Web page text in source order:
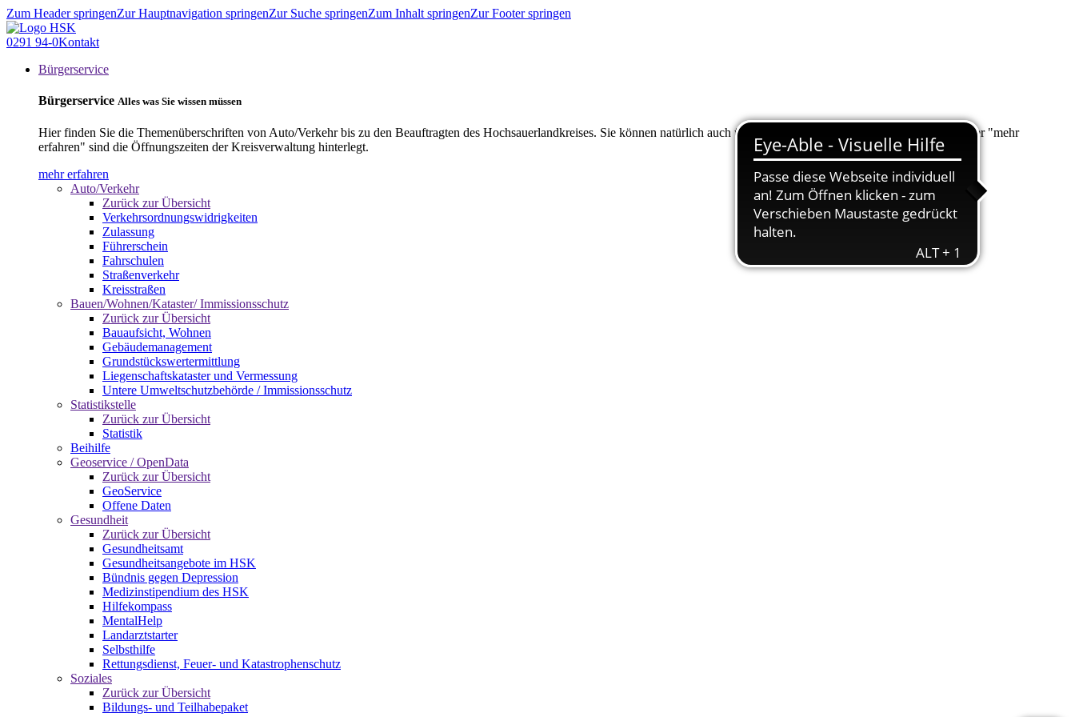
Zum Header springenZur Hauptnavigation springenZur Suche springenZum Inhalt springenZur Footer springen
0291 94-0Kontakt
Bürgerservice
Bürgerservice Alles was Sie wissen müssen
Hier finden Sie die Themenüberschriften von Auto/Verkehr bis zu den Beauftragten des Hochsauerlandkreises. Sie können natürlich auch über "Suche" nach Ihrem Anliegen suchen. Unter "mehr
erfahren" sind die Öffnungszeiten der Kreisverwaltung hinterlegt.
mehr erfahren
Auto/Verkehr
Zurück zur Übersicht
Verkehrsordnungswidrigkeiten
Zulassung
Führerschein
Fahrschulen
Straßenverkehr
Kreisstraßen
Bauen/Wohnen/Kataster/ Immissionsschutz
Zurück zur Übersicht
Bauaufsicht, Wohnen
Gebäudemanagement
Grundstückswertermittlung
Liegenschaftskataster und Vermessung
Untere Umweltschutzbehörde / Immissionsschutz
Statistikstelle
Zurück zur Übersicht
Statistik
Beihilfe
Geoservice / OpenData
Zurück zur Übersicht
GeoService
Offene Daten
Gesundheit
Zurück zur Übersicht
Gesundheitsamt
Gesundheitsangebote im HSK
Bündnis gegen Depression
Medizinstipendium des HSK
Hilfekompass
MentalHelp
Landarztstarter
Selbsthilfe
Rettungsdienst, Feuer- und Katastrophenschutz
Soziales
Zurück zur Übersicht
Bildungs- und Teilhabepaket